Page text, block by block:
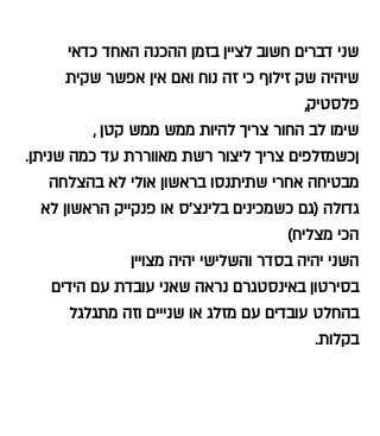
שני דברים חשוב לציין בזמן ההכנה האחד כדאי
שיהיה שק זילוף כי זה נוח ואם אין אפשר שקית
פלסטיק,
שימו לב החור צריך להיות ממש ממש קטן ,
ןכשמזלפים צריך ליצור רשת מאווררת עד כמה שניתן.
מבטיחה אחרי שתיתנסו בראשון אולי לא בהצלחה
גדולה (גם כשמכינים בלינצ'ס או פנקייק הראשון לא
הכי מצליח)
השני יהיה בסדר והשלישי יהיה מצויין
בסירטון באינסטגרם נראה שאני עובדת עם הידים
בהחלט עובדים עם מזלג או שנייים וזה מתגלגל
בקלות.